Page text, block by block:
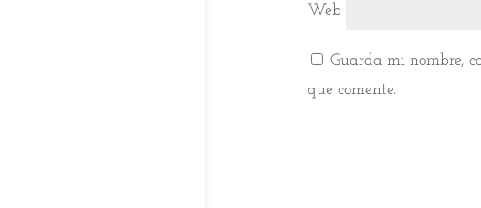
Web
Guarda mi nombre,
que comente.